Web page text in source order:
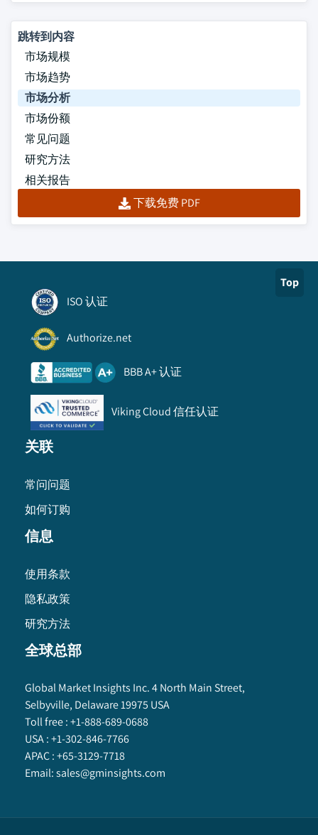
跳转到内容
市场规模
市场趋势
市场分析
市场份额
常见问题
研究方法
相关报告
下载免费 PDF
Top
ISO 认证
Authorize.net
BBB A+ 认证
Viking Cloud 信任认证
关联
常问问题
如何订购
信息
使用条款
隐私政策
研究方法
全球总部
Global Market Insights Inc. 4 North Main Street,
Selbyville, Delaware 19975 USA
Toll free :+1-888-689-0688
USA :+1-302-846-7766
APAC :+65-3129-7718
Email:sales@gminsights.com